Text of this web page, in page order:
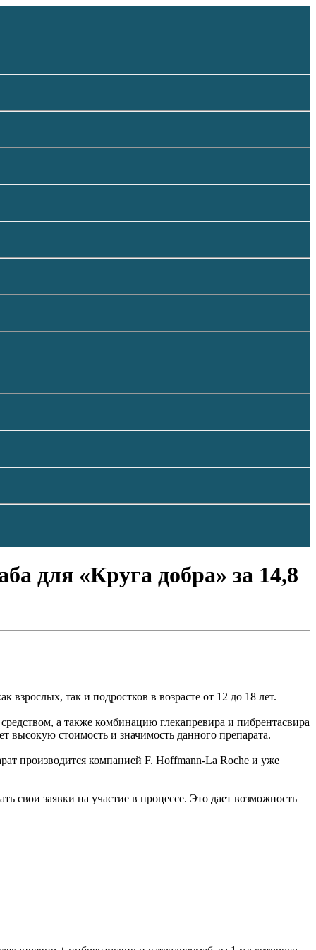
для «Круга добра» за 14,8
взрослых, так и подростков в возрасте от 12 до 18 лет.
а также комбинацию глекапревира и пибрентасвира
высокую стоимость и значимость данного препарата.
производится компанией F. Hoffmann-La Roche и уже
свои заявки на участие в процессе. Это дает возможность